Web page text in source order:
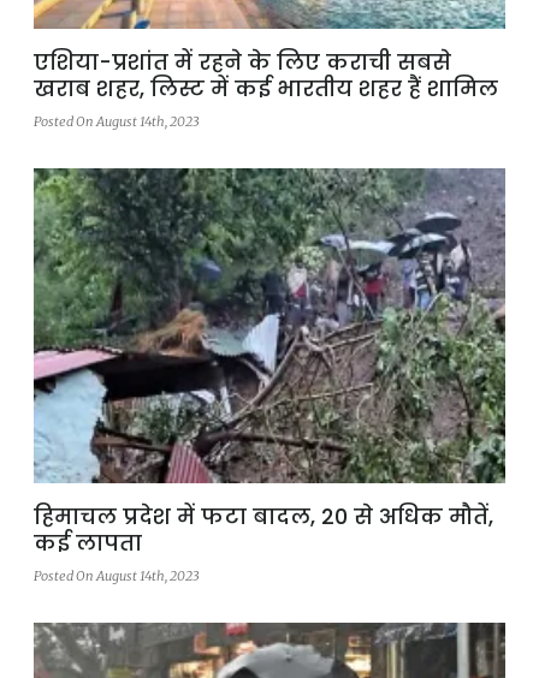
एशिया-प्रशांत में रहने के लिए कराची सबसे
खराब शहर, लिस्ट में कई भारतीय शहर हैं शामिल
Posted On August 14th, 2023
हिमाचल प्रदेश में फटा बादल, 20 से अधिक मौतें,
कई लापता
Posted On August 14th, 2023